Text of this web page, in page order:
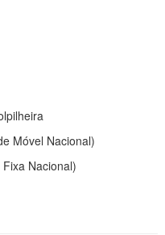
Móvel Nacional)
Nacional)